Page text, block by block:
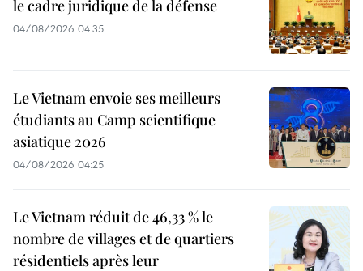
le cadre juridique de la défense
04/08/2026 04:35
Le Vietnam envoie ses meilleurs
étudiants au Camp scientifique
asiatique 2026
04/08/2026 04:25
Le Vietnam réduit de 46,33 % le
nombre de villages et de quartiers
résidentiels après leur